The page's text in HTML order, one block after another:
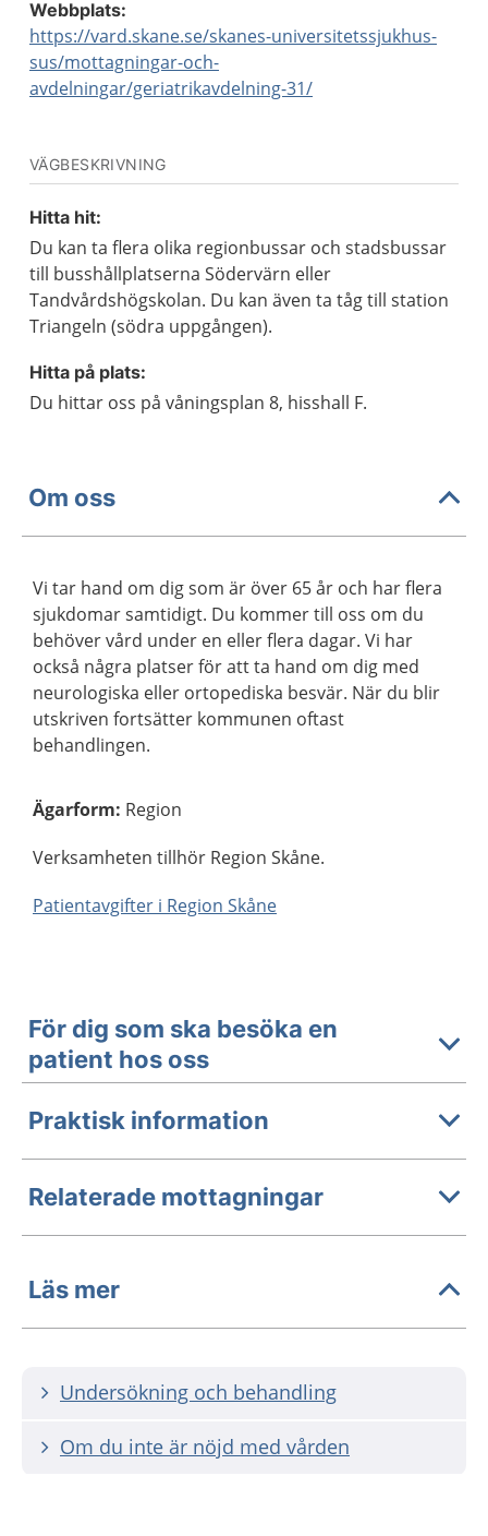
Webbplats:
https://vard.skane.se/skanes-universitetssjukhus-
sus/mottagningar-och-
avdelningar/geriatrikavdelning-31/
VÄGBESKRIVNING
Hitta hit:
Du kan ta flera olika regionbussar och stadsbussar
till busshållplatserna Södervärn eller
Tandvårdshögskolan. Du kan även ta tåg till station
Triangeln (södra uppgången).
Hitta på plats:
Du hittar oss på våningsplan 8, hisshall F.
Om oss
Vi tar hand om dig som är över 65 år och har flera
sjukdomar samtidigt. Du kommer till oss om du
behöver vård under en eller flera dagar. Vi har
också några platser för att ta hand om dig med
neurologiska eller ortopediska besvär. När du blir
utskriven fortsätter kommunen oftast
behandlingen.
Ägarform: Region
Verksamheten tillhör Region Skåne.
Patientavgifter i Region Skåne
För dig som ska besöka en
patient hos oss
Praktisk information
Relaterade mottagningar
Läs mer
Undersökning och behandling
Om du inte är nöjd med vården